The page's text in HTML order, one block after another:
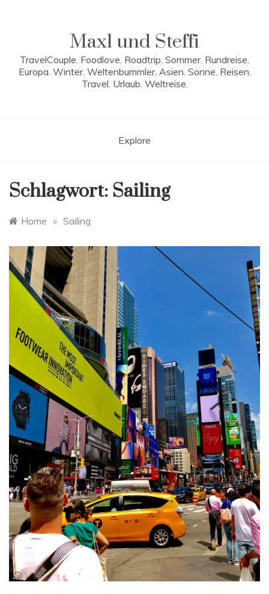
Maxl und Steffi
TravelCouple. Foodlove. Roadtrip. Sommer. Rundreise.
Europa. Winter. Weltenbummler. Asien. Sonne. Reisen.
Travel. Urlaub. Weltreise.
Explore
Schlagwort: Sailing
Home » Sailing